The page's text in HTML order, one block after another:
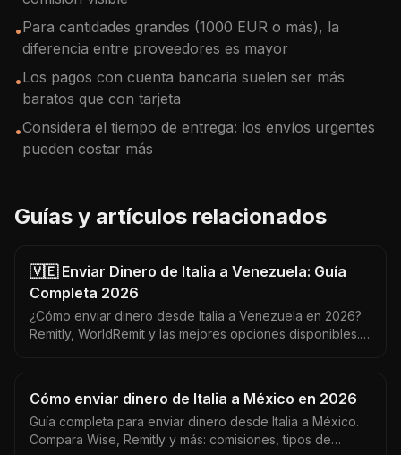
•Para cantidades grandes (1000 EUR o más), la
diferencia entre proveedores es mayor
•Los pagos con cuenta bancaria suelen ser más
baratos que con tarjeta
•Considera el tiempo de entrega: los envíos urgentes
pueden costar más
Guías y artículos relacionados
🇻🇪 Enviar Dinero de Italia a Venezuela: Guía
Completa 2026
¿Cómo enviar dinero desde Italia a Venezuela en 2026?
Remitly, WorldRemit y las mejores opciones disponibles.
Cómo enviar dinero de Italia a México en 2026
Guía completa para enviar dinero desde Italia a México.
Compara Wise, Remitly y más: comisiones, tipos de